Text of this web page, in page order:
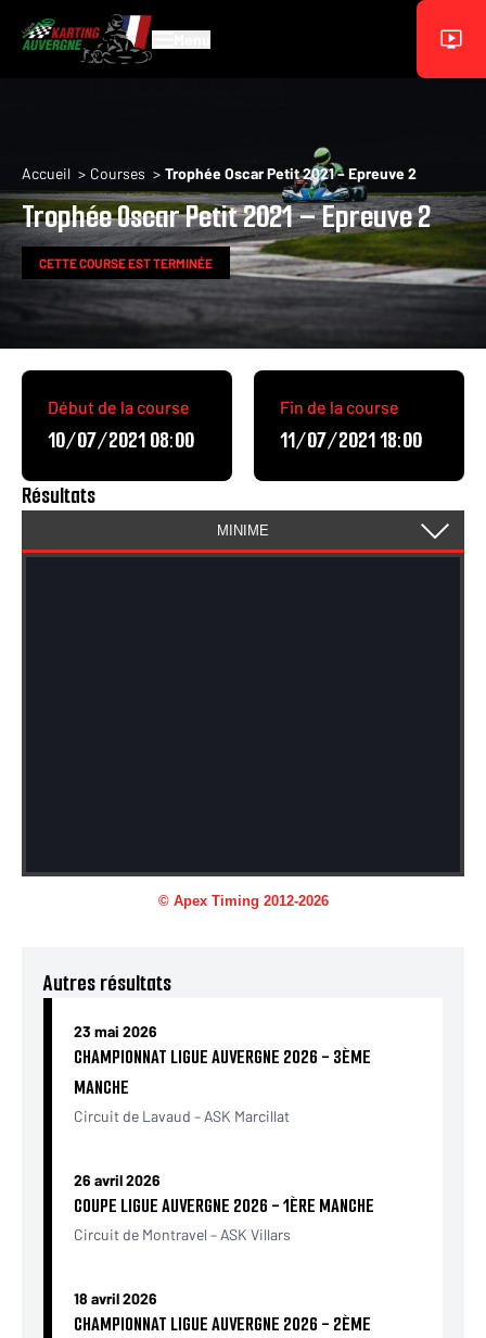
Aller au contenu principal
Fil d'Ariane
Accueil Courses Trophée Oscar Petit 2021 – Epreuve 2
Trophée Oscar Petit 2021 – Epreuve 2
CETTE COURSE EST TERMINÉE
Début de la course
10/07/2021 08:00
Fin de la course
11/07/2021 18:00
Résultats
Autres résultats
23 mai 2026
CHAMPIONNAT LIGUE AUVERGNE 2026 - 3ÈME
MANCHE
Circuit de Lavaud – ASK Marcillat
26 avril 2026
COUPE LIGUE AUVERGNE 2026 - 1ÈRE MANCHE
Circuit de Montravel – ASK Villars
18 avril 2026
CHAMPIONNAT LIGUE AUVERGNE 2026 - 2ÈME